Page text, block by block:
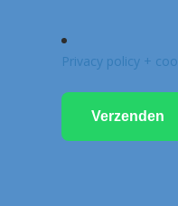
Privacy policy +